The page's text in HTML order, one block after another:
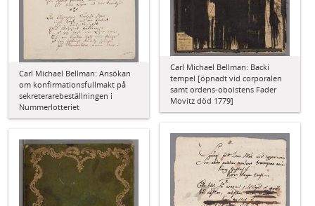
Carl Michael Bellman: Backi
tempel [öpnadt vid corporalen
samt ordens-oboistens Fader
Movitz död 1779]
Carl Michael Bellman: Ansökan
om konfirmationsfullmakt på
sekreterarebeställningen i
Nummerlotteriet